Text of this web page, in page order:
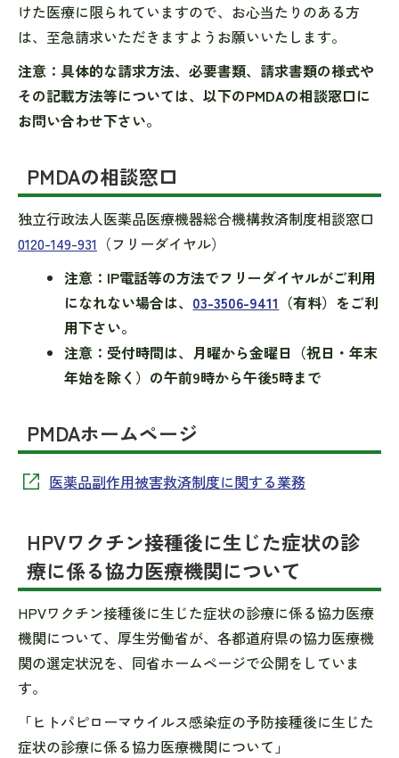
けた医療に限られていますので、お心当たりのある方
は、至急請求いただきますようお願いいたします。
注意：具体的な請求方法、必要書類、請求書類の様式や
その記載方法等については、以下のPMDAの相談窓口に
お問い合わせ下さい。
PMDAの相談窓口
独立行政法人医薬品医療機器総合機構救済制度相談窓口
0120-149-931 （フリーダイヤル）
注意：IP電話等の方法でフリーダイヤルがご利用
になれない場合は、 03-3506-9411 （有料）をご利
用下さい。
注意：受付時間は、月曜から金曜日（祝日・年末
年始を除く）の午前9時から午後5時まで
PMDAホームページ
医薬品副作用被害救済制度に関する業務
HPVワクチン接種後に生じた症状の診
療に係る協力医療機関について
HPVワクチン接種後に生じた症状の診療に係る協力医療
機関について、厚生労働省が、各都道府県の協力医療機
関の選定状況を、同省ホームページで公開をしていま
す。
「ヒトパピローマウイルス感染症の予防接種後に生じた
症状の診療に係る協力医療機関について」